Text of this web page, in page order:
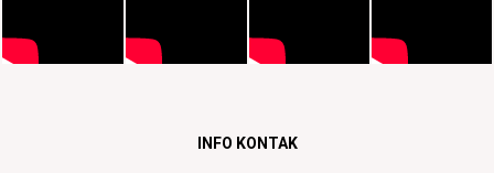
INFO KONTAK